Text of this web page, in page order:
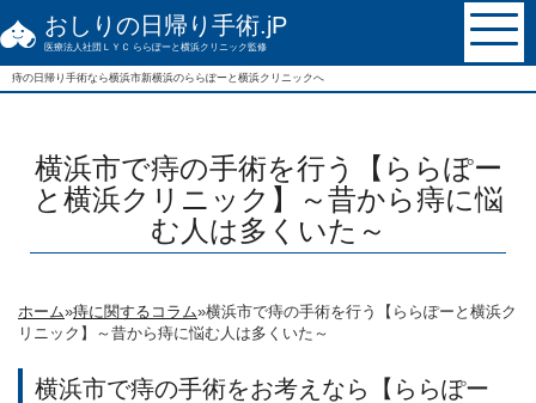
おしりの日帰り手術.jP
医療法人社団ＬＹＣ ららぽーと横浜クリニック監修
痔の日帰り手術なら横浜市新横浜のららぽーと横浜クリニックへ
横浜市で痔の手術を行う【ららぽー
と横浜クリニック】～昔から痔に悩
む人は多くいた～
ホーム»痔に関するコラム»横浜市で痔の手術を行う【ららぽーと横浜ク
リニック】～昔から痔に悩む人は多くいた～
横浜市で痔の手術をお考えなら【ららぽー